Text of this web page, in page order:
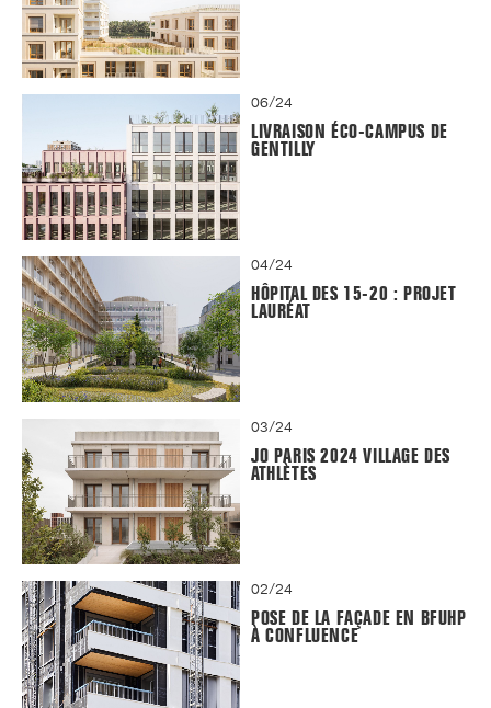
06/24
LIVRAISON ÉCO-CAMPUS DE
GENTILLY
04/24
HÔPITAL DES 15-20 : PROJET
LAURÉAT
03/24
JO PARIS 2024 VILLAGE DES
ATHLÈTES
02/24
POSE DE LA FAÇADE EN BFUHP
À CONFLUENCE